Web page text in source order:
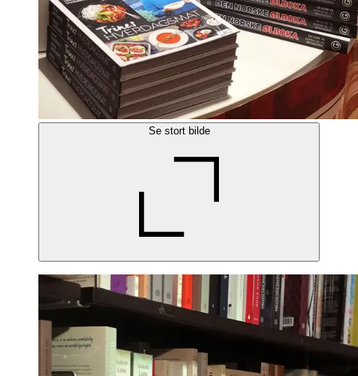
Se stort bilde